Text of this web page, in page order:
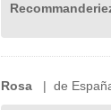
Rosa | de